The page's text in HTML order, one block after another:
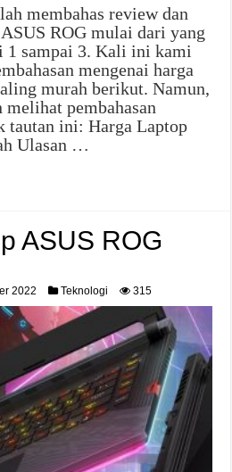
membahas review dan
ROG mulai dari yang
1 sampai 3. Kali ini kami
mengenai harga
murah berikut. Namun,
pembahasan
tautan ini: Harga Laptop
Ulasan …
ASUS ROG
2022 Teknologi 315